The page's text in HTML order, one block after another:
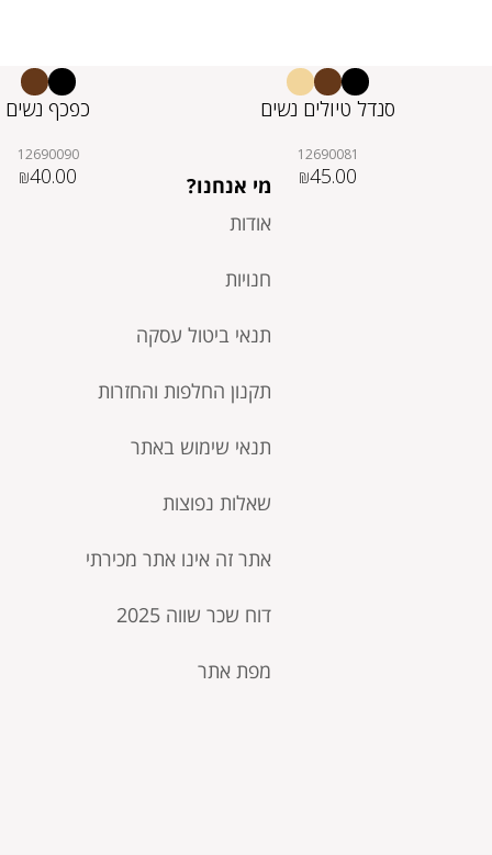
סנדל טיולים נשים
12690081
₪45.00
כפכף נשים
12690090
₪40.00
מי אנחנו?
אודות
חנויות
תנאי ביטול עסקה​
תקנון החלפות והחזרות
תנאי שימוש באתר
שאלות נפוצות
אתר זה אינו אתר מכירתי
דוח שכר שווה 2025
מפת אתר